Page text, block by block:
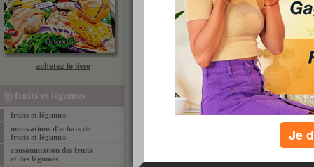
achetez le livre
fruits et légumes
fruits et légumes
motivations d'achats de
fruits et légumes
consommation des fruits
et des légumes
le :9
vu :
votre
3
Je